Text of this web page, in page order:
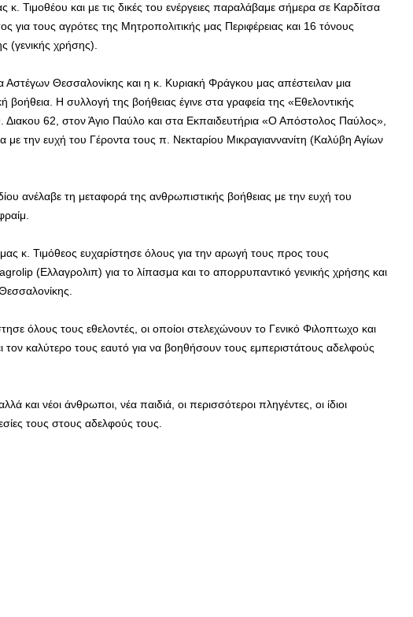
Τιμοθέου και με τις δικές του ενέργειες παραλάβαμε σήμερα σε Καρδίτσα
για τους αγρότες της Μητροπολιτικής μας Περιφέρειας και 16 τόνους
(γενικής χρήσης).
Αστέγων Θεσσαλονίκης και η κ. Κυριακή Φράγκου μας απέστειλαν μια
βοήθεια. Η συλλογή της βοήθειας έγινε στα γραφεία της «Εθελοντικής
Διακου 62, στον Άγιο Παύλο και στα Εκπαιδευτήρια «Ο Απόστολος Παύλος»,
με την ευχή του Γέροντα τους π. Νεκταρίου Μικραγιαννανίτη (Καλύβη Αγίων
ανέλαβε τη μεταφορά της ανθρωπιστικής βοήθειας με την ευχή του
κ. Τιμόθεος ευχαρίστησε όλους για την αρωγή τους προς τους
(Ελλαγρολιπ) για το λίπασμα και το απορρυπαντικό γενικής χρήσης και
όλους τους εθελοντές, οι οποίοι στελεχώνουν το Γενικό Φιλοπτωχο και
τον καλύτερο τους εαυτό για να βοηθήσουν τους εμπεριστάτους αδελφούς
και νέοι άνθρωποι, νέα παιδιά, οι περισσότεροι πληγέντες, οι ίδιοι
τους στους αδελφούς τους.